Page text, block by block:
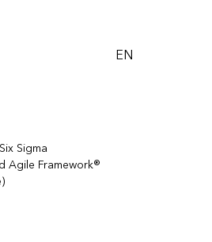
EN
Sigma
Agile Framework®